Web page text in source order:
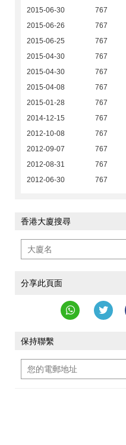
2015-06-30
767
2015-06-26
767
2015-06-25
767
2015-04-30
767
2015-04-30
767
2015-04-08
767
2015-01-28
767
2014-12-15
767
2012-10-08
767
2012-09-07
767
2012-08-31
767
2012-06-30
767
香港大廈搜尋
分享此頁面
保持聯繫